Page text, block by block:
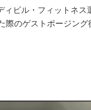
ビル・フィットネ
際のゲストポージン